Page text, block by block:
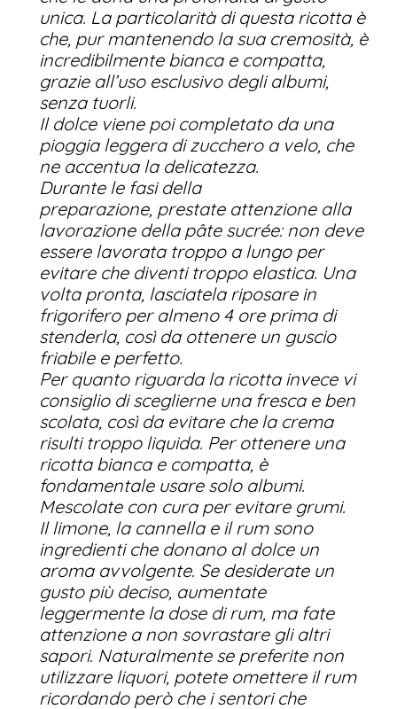
unica. La particolarità di questa ricotta è
che, pur mantenendo la sua cremosità, è
incredibilmente bianca e compatta,
grazie all’uso esclusivo degli albumi,
senza tuorli.
Il dolce viene poi completato da una
pioggia leggera di zucchero a velo, che
ne accentua la delicatezza.
Durante le fasi della
preparazione, prestate attenzione alla
lavorazione della pâte sucrée: non deve
essere lavorata troppo a lungo per
evitare che diventi troppo elastica. Una
volta pronta, lasciatela riposare in
frigorifero per almeno 4 ore prima di
stenderla, così da ottenere un guscio
friabile e perfetto.
Per quanto riguarda la ricotta invece vi
consiglio di sceglierne una fresca e ben
scolata, così da evitare che la crema
risulti troppo liquida. Per ottenere una
ricotta bianca e compatta, è
fondamentale usare solo albumi.
Mescolate con cura per evitare grumi.
Il limone, la cannella e il rum sono
ingredienti che donano al dolce un
aroma avvolgente. Se desiderate un
gusto più deciso, aumentate
leggermente la dose di rum, ma fate
attenzione a non sovrastare gli altri
sapori. Naturalmente se preferite non
utilizzare liquori, potete omettere il rum
ricordando però che i sentori che